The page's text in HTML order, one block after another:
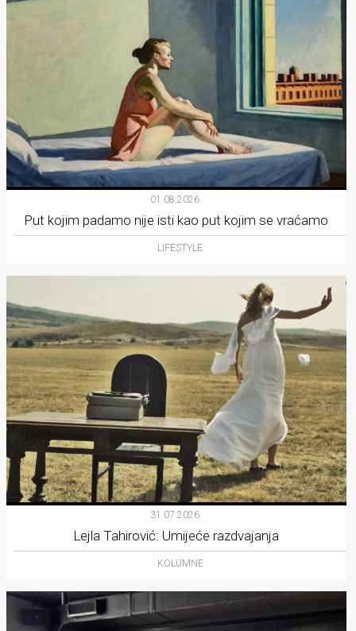
01.08.2026.
Put kojim padamo nije isti kao put kojim se vraćamo
LIFESTYLE
31.07.2026.
Lejla Tahirović: Umijeće razdvajanja
KOLUMNE